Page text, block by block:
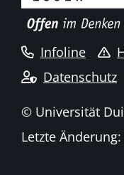
Infoline
Datenschutz
© Universität
Letzte